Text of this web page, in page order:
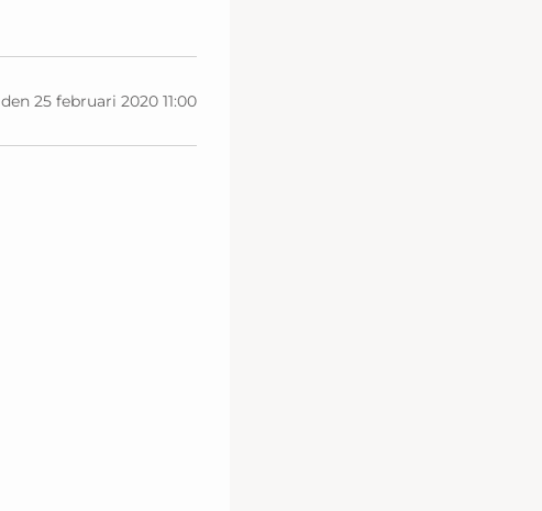
den 25 februari 2020 11:00